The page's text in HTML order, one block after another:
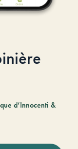
d’Innocenti &